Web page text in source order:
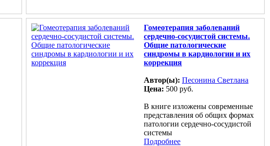
Гомеотерапия заболеваний
сердечно-сосудистой системы.
Общие патологические
синдромы в кардиологии и их
коррекция
Автор(ы): Песонина Светлана
Цена: 500 руб.
В книге изложены современные
представления об общих формах
патологии сердечно-сосудистой
системы
Подробнее